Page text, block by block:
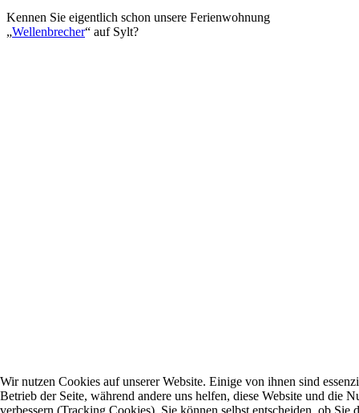
Kennen Sie eigentlich schon unsere Ferienwohnung
„Wellenbrecher“ auf Sylt?
Wir nutzen Cookies auf unserer Website. Einige von ihnen sind
Betrieb der Seite, während andere uns helfen, diese Website und die
verbessern (Tracking Cookies). Sie können selbst entscheiden, ob Sie